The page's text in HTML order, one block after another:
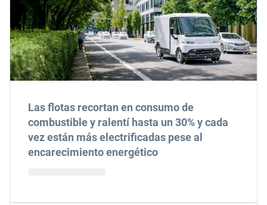
Las flotas recortan en consumo de
combustible y ralentí hasta un 30% y cada
vez están más electrificadas pese al
encarecimiento energético